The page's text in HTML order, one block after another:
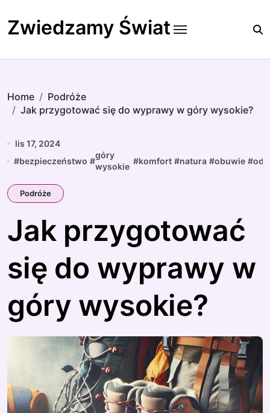
to
content
Zwiedzamy Świat
Home
Podróże
Jak przygotować się do wyprawy w góry wysokie?
lis 17, 2024
#bezpieczeństwo #
góry
wysokie
#komfort #natura #obuwie #
Podróże
Jak przygotować
się do wyprawy w
góry wysokie?